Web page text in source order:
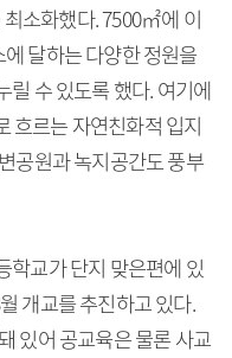
소화했다. 7500㎡에 이
달하는 다양한 정원을
릴 수 있도록 했다. 여기에
흐르는 자연친화적 입지
공원과 녹지공간도 풍부
학교가 단지 맞은편에 있
개교를 추진하고 있다.
있어 공교육은 물론 사교